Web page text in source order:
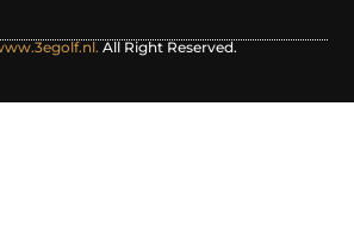
All Right Reserved.